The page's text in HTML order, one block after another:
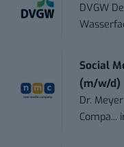
DVGW
Social
(m/w/d)
Dr.
Compa...